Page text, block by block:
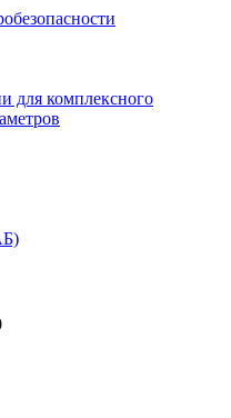
для комплексного